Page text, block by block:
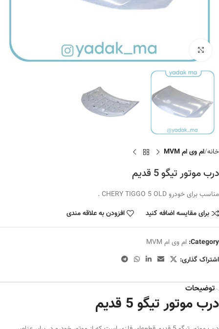
برای بزرگنمایی کلیک کنید
خانه ام وی ام MVM
درب موتور تیگو 5 قدیم
مناسب برای خودرو CHERY TIGGO 5 OLD .
برای مقایسه اضافه کنید
افزودن به علاقه مندی
Category: ام وی ام MVM
اشتراک گذاری:
توضیحات
درب موتور تیگو 5 قدیم